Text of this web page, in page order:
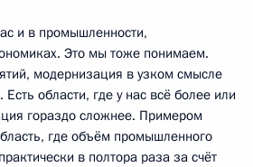
ведомств
Горки
и в промышленности,
Это мы тоже понимаем.
модернизация в узком смысле
области, где у нас всё более или
гораздо сложнее. Примером
где объём промышленного
в полтора раза за счёт